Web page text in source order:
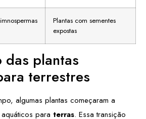
Plantas com sementes
expostas
plantas
terrestres
algumas plantas começaram a
para terras. Essa transição